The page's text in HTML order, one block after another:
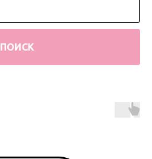
ПОИСК